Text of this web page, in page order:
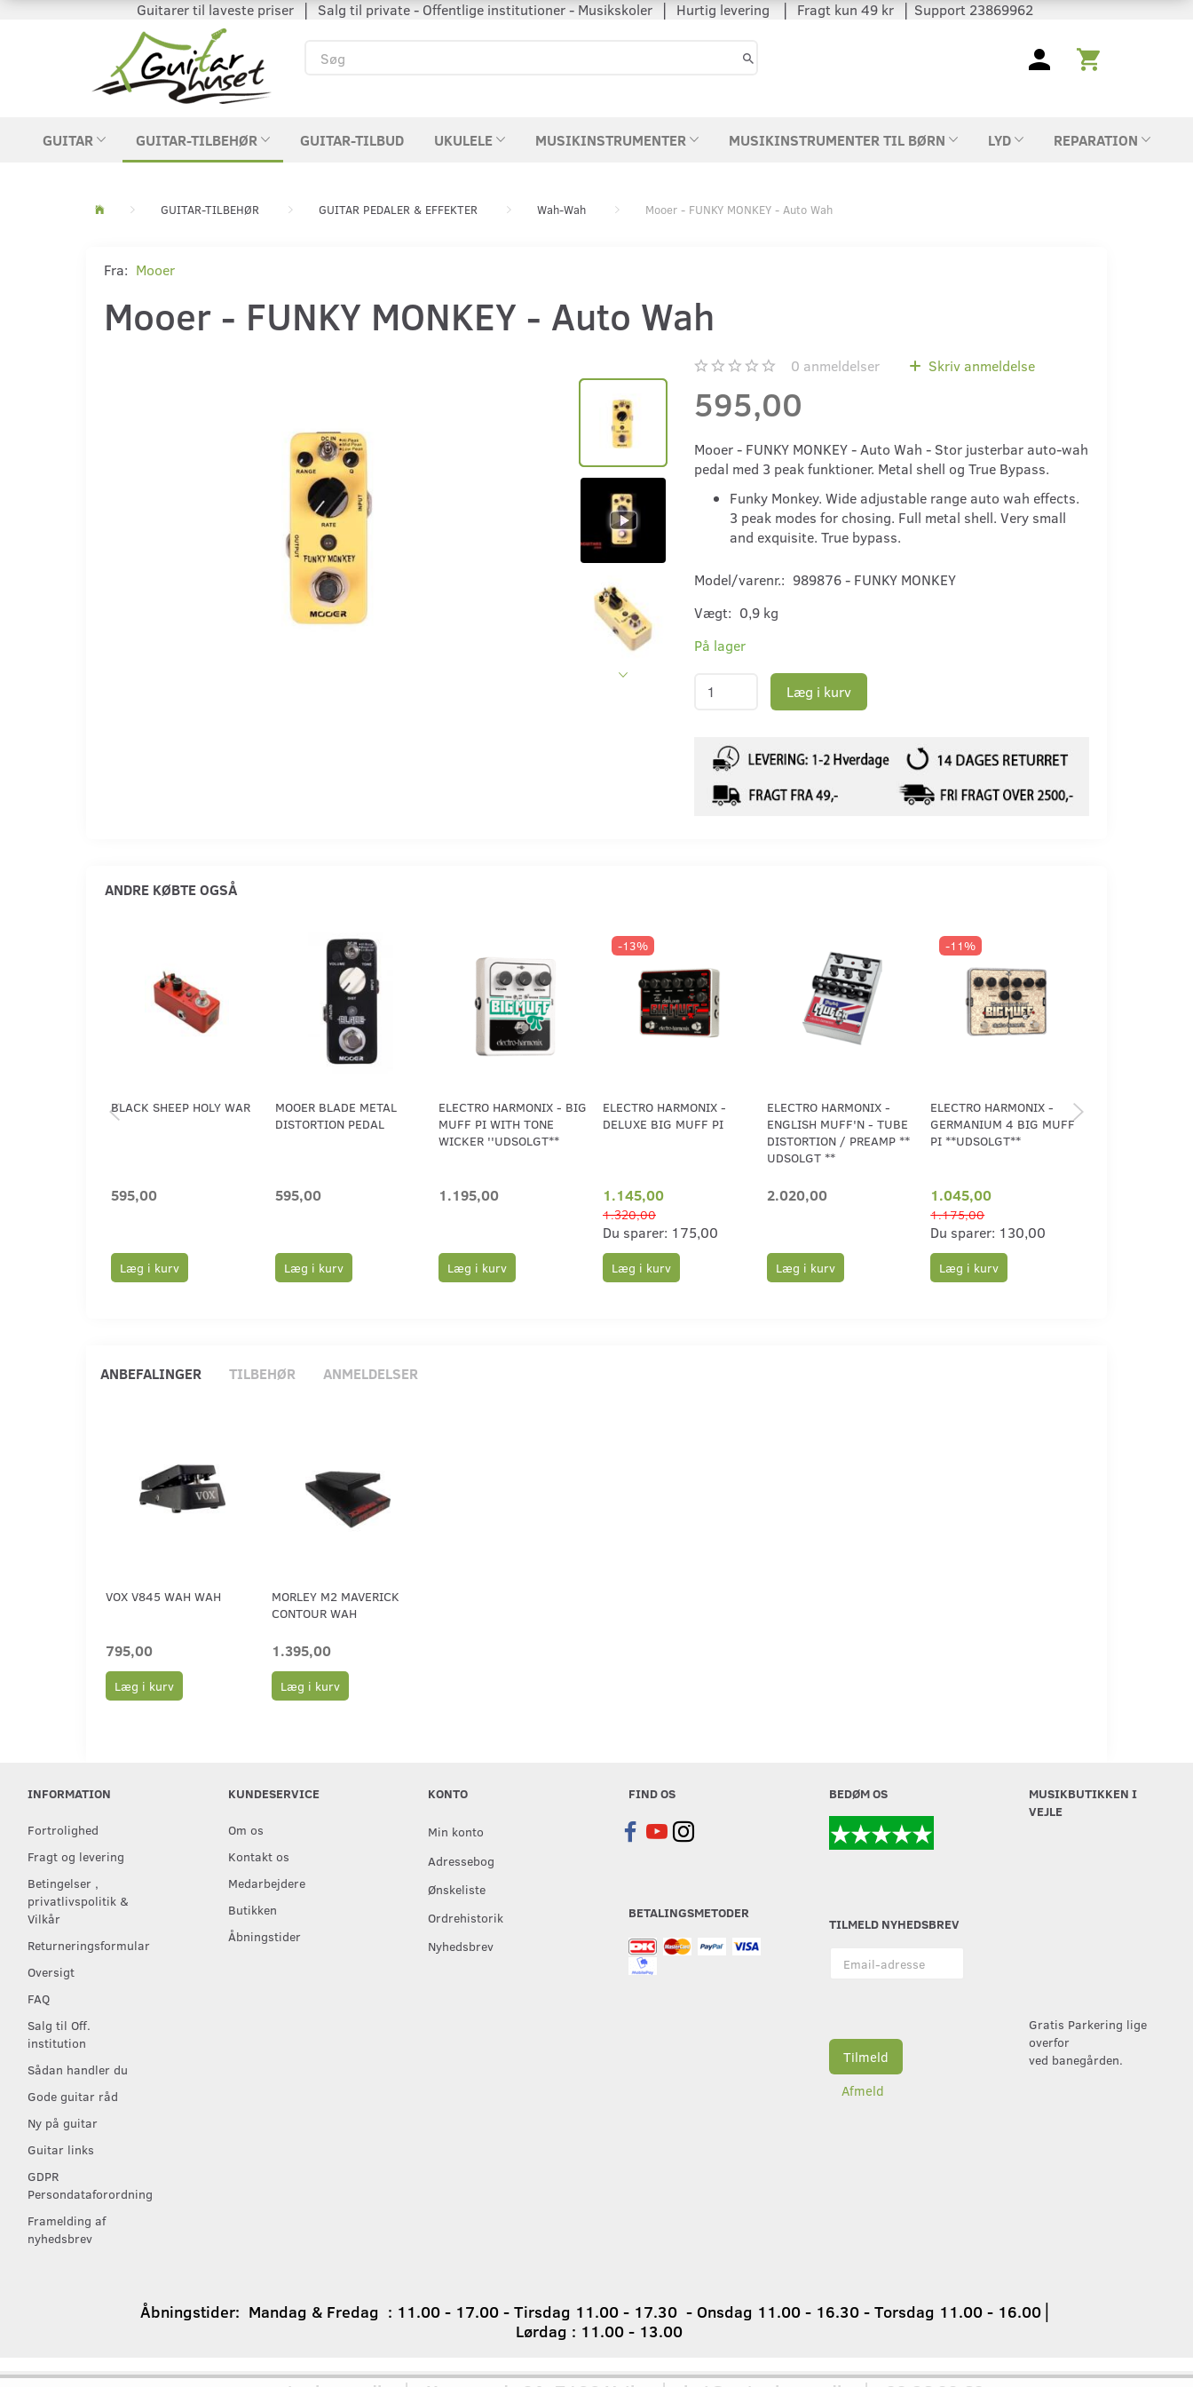
Guitarer til laveste priser │ Salg til private - Offentlige institutioner - Musikskoler │ Hurtig levering │ Fragt kun 49 kr │ Support 23869962
GUITAR GUITAR-TILBEHØR GUITAR-TILBUD UKULELE MUSIKINSTRUMENTER MUSIKINSTRUMENTER TIL BØRN LYD REPARATION
GUITAR-TILBEHØR GUITAR PEDALER & EFFEKTER Wah-Wah Mooer - FUNKY MONKEY - Auto Wah
Fra: Mooer
Mooer - FUNKY MONKEY - Auto Wah
0 anmeldelser Skriv anmeldelse
595,00
Mooer - FUNKY MONKEY - Auto Wah - Stor justerbar auto-wah
pedal med 3 peak funktioner. Metal shell og True Bypass.
Funky Monkey. Wide adjustable range auto wah effects.
3 peak modes for chosing. Full metal shell. Very small
and exquisite. True bypass.
Model/varenr.: 989876 - FUNKY MONKEY
Vægt: 0,9 kg
På lager
Læg i kurv
ANDRE KØBTE OGSÅ
BLACK SHEEP HOLY WAR
595,00
Læg i kurv
MOOER BLADE METAL
DISTORTION PEDAL
595,00
Læg i kurv
ELECTRO HARMONIX - BIG
MUFF PI WITH TONE
WICKER ''UDSOLGT**
1.195,00
Læg i kurv
-13%
ELECTRO HARMONIX -
DELUXE BIG MUFF PI
1.145,00
1.320,00
Du sparer: 175,00
Læg i kurv
ELECTRO HARMONIX -
ENGLISH MUFF'N - TUBE
DISTORTION / PREAMP **
UDSOLGT **
2.020,00
Læg i kurv
-11%
ELECTRO HARMONIX -
GERMANIUM 4 BIG MUFF
PI **UDSOLGT**
1.045,00
1.175,00
Du sparer: 130,00
Læg i kurv
ANBEFALINGER TILBEHØR ANMELDELSER
VOX V845 WAH WAH
795,00
Læg i kurv
MORLEY M2 MAVERICK
CONTOUR WAH
1.395,00
Læg i kurv
INFORMATION
Fortrolighed
Fragt og levering
Betingelser ,
privatlivspolitik &
Vilkår
Returneringsformular
Oversigt
FAQ
Salg til Off.
institution
Sådan handler du
Gode guitar råd
Ny på guitar
Guitar links
GDPR
Persondataforordning
Framelding af
nyhedsbrev
KUNDESERVICE
Om os
Kontakt os
Medarbejdere
Butikken
Åbningstider
KONTO
Min konto
Adressebog
Ønskeliste
Ordrehistorik
Nyhedsbrev
FIND OS
BETALINGSMETODER
BEDØM OS
TILMELD NYHEDSBREV
adresse
Tilmeld
Afmeld
MUSIKBUTIKKEN I
VEJLE
Gratis Parkering lige
overfor
ved banegården.
Åbningstider: Mandag & Fredag : 11.00 - 17.00 - Tirsdag 11.00 - 17.30 - Onsdag 11.00 - 16.30 - Torsdag 11.00 - 16.00
Lørdag : 11.00 - 13.00